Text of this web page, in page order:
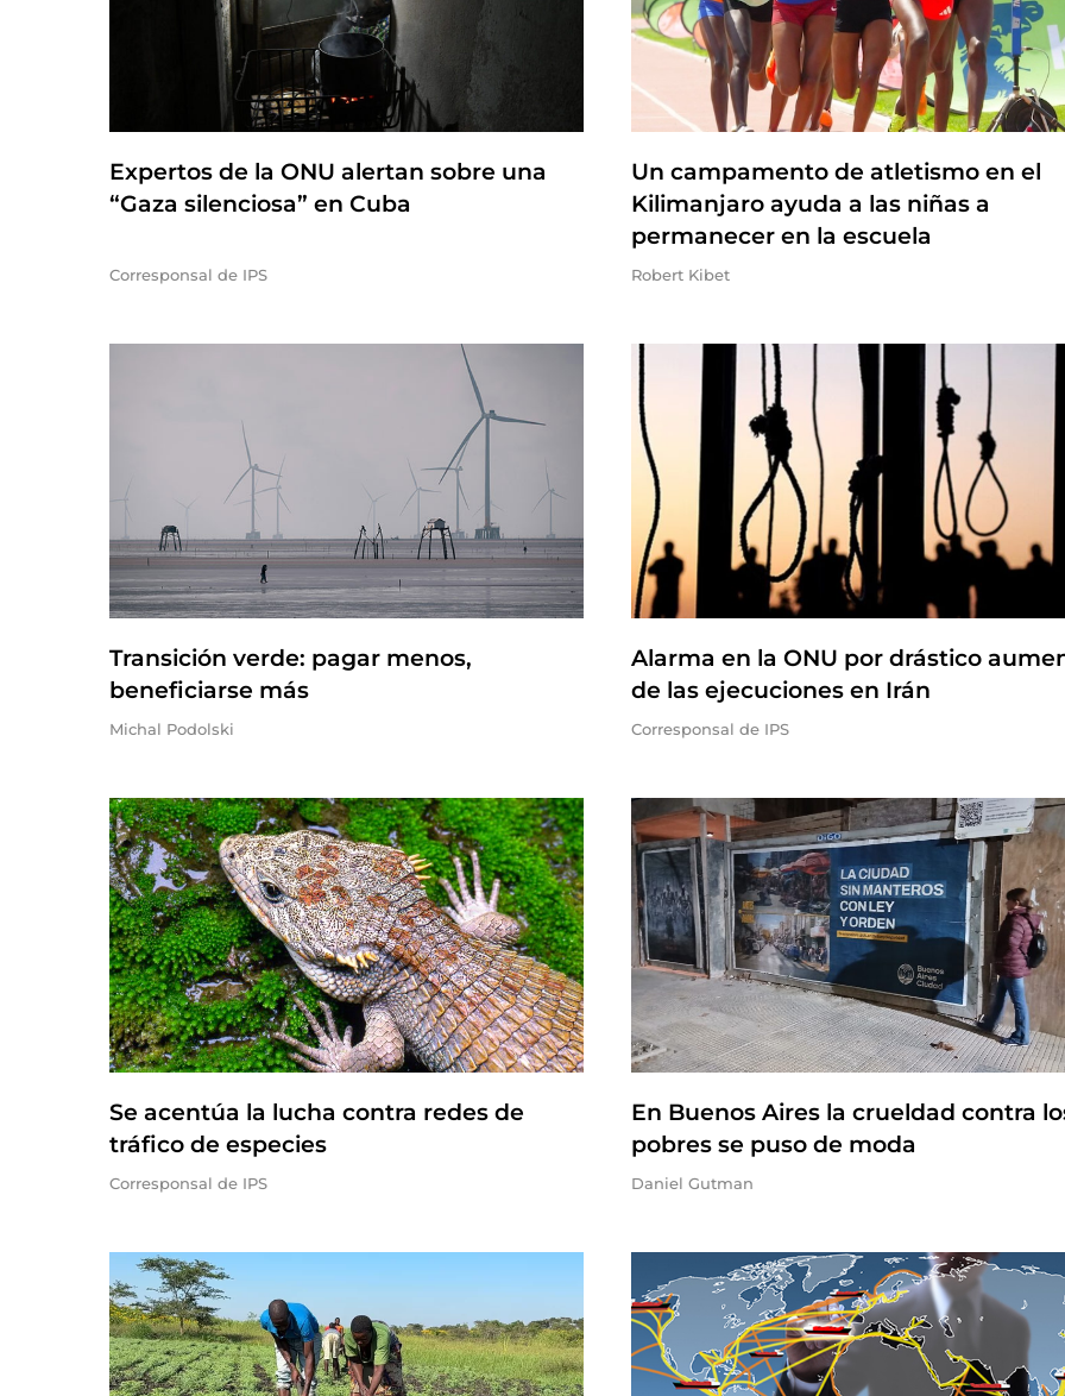
Expertos de la ONU alertan sobre una
“Gaza silenciosa” en Cuba
Corresponsal de IPS
Un campamento de atletismo en el
Kilimanjaro ayuda a las niñas a
permanecer en la escuela
Robert Kibet
Transición verde: pagar menos,
beneficiarse más
Michal Podolski
Alarma en la ONU por drástico
de las ejecuciones en Irán
Corresponsal de IPS
Se acentúa la lucha contra redes de
tráfico de especies
Corresponsal de IPS
En Buenos Aires la crueldad contra
pobres se puso de moda
Daniel Gutman